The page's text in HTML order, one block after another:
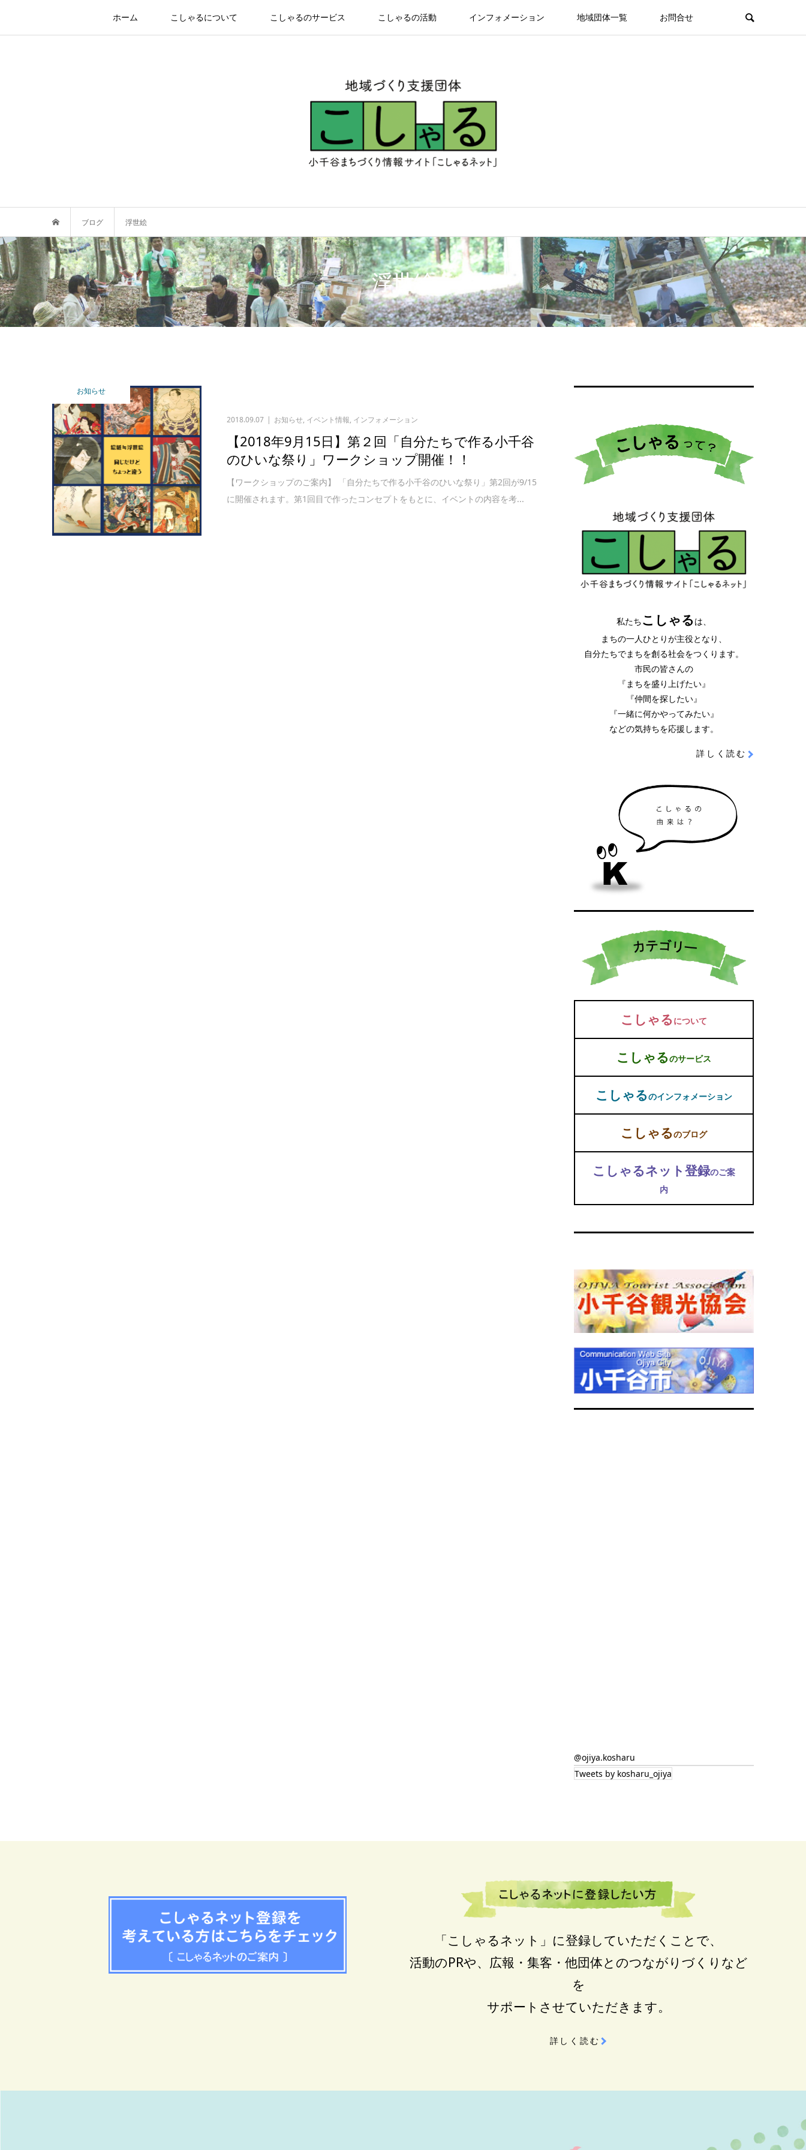
ホーム こしゃるについて こしゃるのサービス こしゃるの活動 インフォメーション 地域団体一覧 お問合せ
ブログ 浮世絵
浮世絵
お知らせ
2018.09.07 お知らせ, イベント情報, インフォメーション
【2018年9月15日】第２回「自分たちで作る小千谷
のひいな祭り」ワークショップ開催！！
【ワークショップのご案内】 「自分たちで作る小千谷のひいな祭り」第2回が9/15
に開催されます。第1回目で作ったコンセプトをもとに、イベントの内容を考...
私たちこしゃる は、
まちの一人ひとりが主役となり、
自分たちでまちを創る社会をつくります。
市民の皆さんの
『まちを盛り上げたい』
『仲間を探したい』
『一緒に何かやってみたい』
などの気持ちを応援します。
詳しく読む
こしゃる について
こしゃるのサービス
こしゃるのインフォメーション
こしゃるのブログ
こしゃるネット登録のご案
内
@ojiya.kosharu
Tweets by kosharu_ojiya
「こしゃるネット」に登録していただくことで、
活動のPRや、広報・集客・他団体とのつながりづくりなど
を
サポートさせていただきます。
詳しく読む